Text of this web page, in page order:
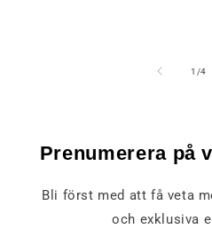
1 /av
4
Prenumerera på
Bli först med att få veta
och exklusiva